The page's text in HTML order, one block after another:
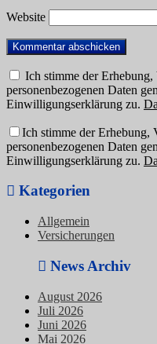
Website
Ich stimme der
personenbezogenen Daten
Einwilligungserklärung zu.
Ich stimme der Erhebung,
personenbezogenen Daten
Einwilligungserklärung zu.
Kategorien
Allgemein
Versicherungen
News Archiv
August 2026
Juli 2026
Juni 2026
Mai 2026